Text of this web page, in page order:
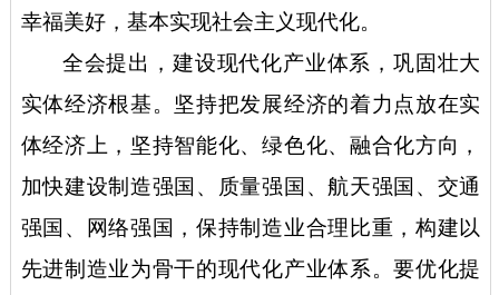
幸福美好，基本实现社会主义现代化。
全会提出，建设现代化产业体系，巩固壮大
实体经济根基。坚持把发展经济的着力点放在实
体经济上，坚持智能化、绿色化、融合化方向，
加快建设制造强国、质量强国、航天强国、交通
强国、网络强国，保持制造业合理比重，构建以
先进制造业为骨干的现代化产业体系。要优化提